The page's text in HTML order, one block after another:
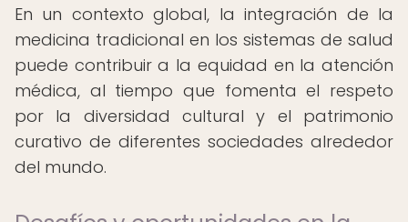
En un contexto global, la integración de la
medicina tradicional en los sistemas de salud
puede contribuir a la equidad en la atención
médica, al tiempo que fomenta el respeto
por la diversidad cultural y el patrimonio
curativo de diferentes sociedades alrededor
del mundo.